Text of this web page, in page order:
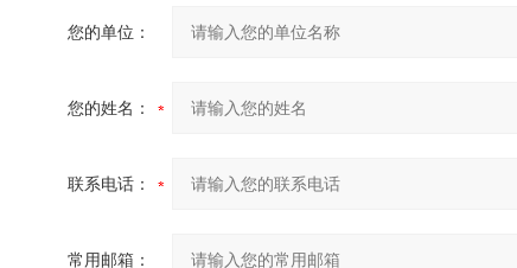
您的单位：
您的姓名：
联系电话：
常用邮箱：